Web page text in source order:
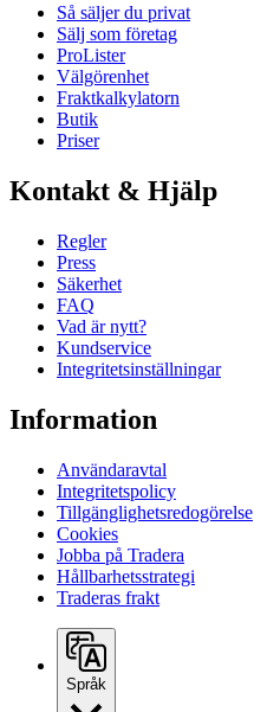
Så säljer du privat
Sälj som företag
ProLister
Välgörenhet
Fraktkalkylatorn
Butik
Priser
Kontakt & Hjälp
Regler
Press
Säkerhet
FAQ
Vad är nytt?
Kundservice
Integritetsinställningar
Information
Användaravtal
Integritetspolicy
Tillgänglighetsredogörelse
Cookies
Jobba på Tradera
Hållbarhetsstrategi
Traderas frakt
Språk